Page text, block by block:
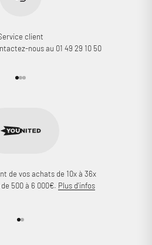
client
nous au 01 49 29 10 50
Aller à l'élément 1
Aller à l'élément 2
Aller à l'élément 3
de vos achats de 10x à 36x
500 à 6 000€. Plus d'infos
Aller à l'élément 1
Aller à l'élément 2